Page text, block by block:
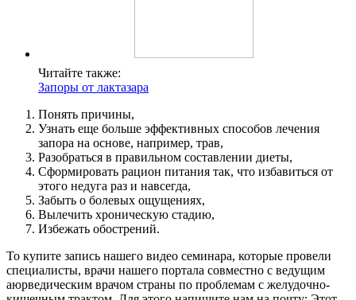
Читайте также:
Запоры от лактазара
Понять причины,
Узнать еще больше эффективных способов лечения
запора на основе, например, трав,
Разобраться в правильном составлении диеты,
Сформировать рацион питания так, что избавиться от
этого недуга раз и навсегда,
Забыть о болевых ощущениях,
Вылечить хроническую стадию,
Избежать обострений.
То купите запись нашего видео семинара, которые провели
специалисты, врачи нашего портала совместно с ведущим
аюрведическим врачом страны по проблемам с желудочно-